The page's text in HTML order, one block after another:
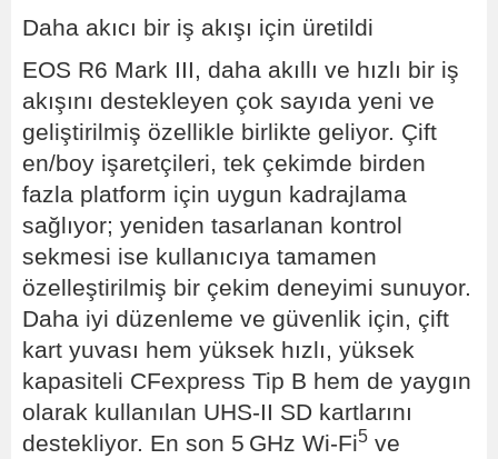
Daha akıcı bir iş akışı için üretildi
EOS R6 Mark III, daha akıllı ve hızlı bir iş
akışını destekleyen çok sayıda yeni ve
geliştirilmiş özellikle birlikte geliyor. Çift
en/boy işaretçileri, tek çekimde birden
fazla platform için uygun kadrajlama
sağlıyor; yeniden tasarlanan kontrol
sekmesi ise kullanıcıya tamamen
özelleştirilmiş bir çekim deneyimi sunuyor.
Daha iyi düzenleme ve güvenlik için, çift
kart yuvası hem yüksek hızlı, yüksek
kapasiteli CFexpress Tip B hem de yaygın
olarak kullanılan UHS-II SD kartlarını
destekliyor. En son 5 GHz Wi-Fi5 ve